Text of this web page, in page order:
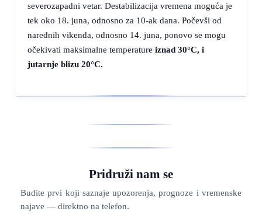
severozapadni vetar. Destabilizacija vremena moguća je
tek oko 18. juna, odnosno za 10-ak dana. Počevši od
narednih vikenda, odnosno 14. juna, ponovo se mogu
očekivati maksimalne temperature iznad 30°C, i
jutarnje blizu 20°C.
Pridruži nam se
Budite prvi koji saznaje upozorenja, prognoze i vremenske
najave — direktno na telefon.